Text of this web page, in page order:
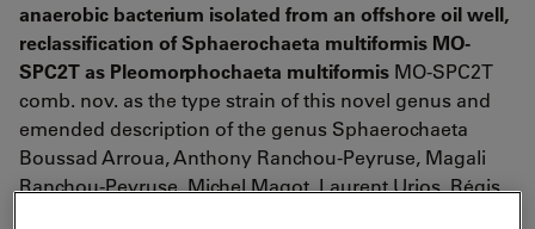
anaerobic bacterium isolated from an offshore oil well,
reclassification of Sphaerochaeta multiformis MO-
SPC2T as Pleomorphochaeta multiformis MO-SPC2T
comb. nov. as the type strain of this novel genus and
emended description of the genus Sphaerochaeta
Boussad Arroua, Anthony Ranchou-Peyruse, Magali
Ranchou-Peyruse, Michel Magot, Laurent Urios, Régis